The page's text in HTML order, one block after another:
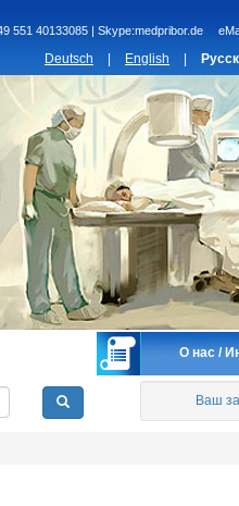
551 40133085 | Skype:medpribor.de
Deutsch English
О нас /
Ваш